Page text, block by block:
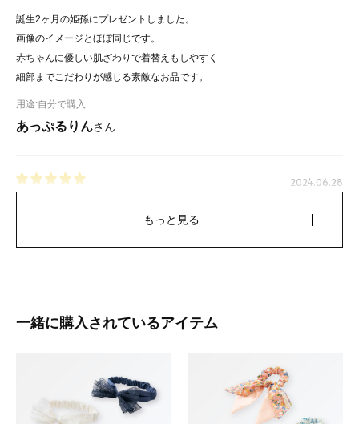
誕生2ヶ月の姫孫にプレゼントしました。
画像のイメージとほぼ同じです。
赤ちゃんに優しい肌ざわりで着替えもしやすく
細部までこだわりが感じる素敵なお品です。
用途:自分で購入
あっぷるりんさん
2024.06.28
画像のイメージとほぼ同じです。
赤ちゃんに優しい肌ざわりで着替えもしやすいです。
あっぷるりんさん
もっと見る
一緒に購入されているアイテム